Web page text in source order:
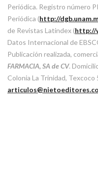
Periódica. Registro número
Periódica (http://
de Revistas Latindex (http://
Datos Internacional de
Publicación realizada,
FARMACIA, SA de CV.
Colonia La Trinidad,